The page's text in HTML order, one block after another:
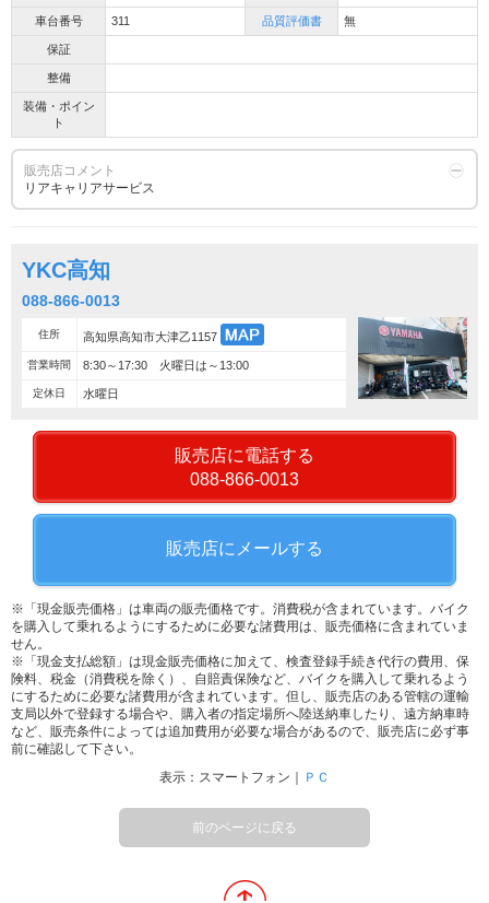
車台番号 311 品質評価書 無
保証
整備
装備・ポイン
ト
販売店コメント
リアキャリアサービス
YKC高知
088-866-0013
住所 高知県高知市大津乙1157
営業時間 8:30～17:30 火曜日は～13:00
定休日 水曜日
販売店に電話する
088-866-0013
販売店にメールする
※「現金販売価格」は車両の販売価格です。消費税が含まれています。バイク
を購入して乗れるようにするために必要な諸費用は、販売価格に含まれていま
せん。
※「現金支払総額」は現金販売価格に加えて、検査登録手続き代行の費用、保
険料、税金（消費税を除く）、自賠責保険など、バイクを購入して乗れるよう
にするために必要な諸費用が含まれています。但し、販売店のある管轄の運輸
支局以外で登録する場合や、購入者の指定場所へ陸送納車したり、遠方納車時
など、販売条件によっては追加費用が必要な場合があるので、販売店に必ず事
前に確認して下さい。
表示：スマートフォン｜
ＰＣ
前のページに戻る